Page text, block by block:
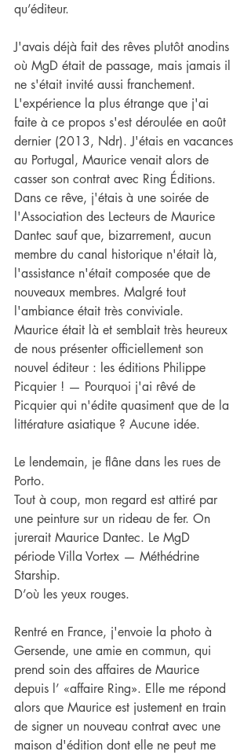
qu’éditeur.
J'avais déjà fait des rêves plutôt anodins
où MgD était de passage, mais jamais il
ne s'était invité aussi franchement.
L'expérience la plus étrange que j'ai
faite à ce propos s'est déroulée en août
dernier (2013, Ndr). J'étais en vacances
au Portugal, Maurice venait alors de
casser son contrat avec Ring Éditions.
Dans ce rêve, j'étais à une soirée de
l'Association des Lecteurs de Maurice
Dantec sauf que, bizarrement, aucun
membre du canal historique n'était là,
l'assistance n'était composée que de
nouveaux membres. Malgré tout
l'ambiance était très conviviale.
Maurice était là et semblait très heureux
de nous présenter officiellement son
nouvel éditeur : les éditions Philippe
Picquier ! — Pourquoi j'ai rêvé de
Picquier qui n'édite quasiment que de la
littérature asiatique ? Aucune idée.
Le lendemain, je flâne dans les rues de
Porto.
Tout à coup, mon regard est attiré par
une peinture sur un rideau de fer. On
jurerait Maurice Dantec. Le MgD
période Villa Vortex — Méthédrine
Starship.
D’où les yeux rouges.
Rentré en France, j'envoie la photo à
Gersende, une amie en commun, qui
prend soin des affaires de Maurice
depuis l’ «affaire Ring». Elle me répond
alors que Maurice est justement en train
de signer un nouveau contrat avec une
maison d'édition dont elle ne peut me